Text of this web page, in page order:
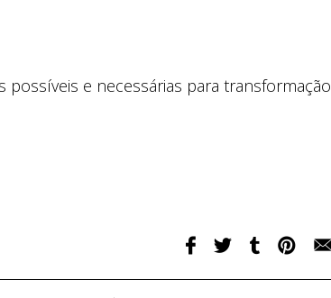
possíveis e necessárias para transformação